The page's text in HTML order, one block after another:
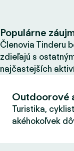
Populárne
Členovia Tinderu
zdieľajú s
najčastejších
Outdoorové
Turistika,
akéhokoľvek